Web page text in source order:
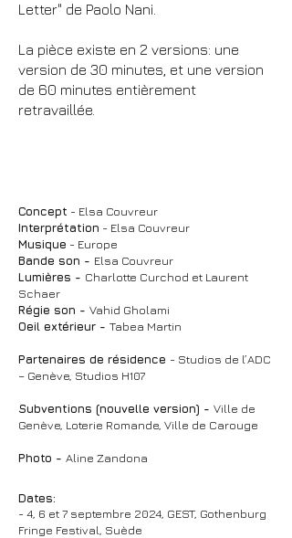
Letter" de Paolo Nani.
La pièce existe en 2 versions: une
version de 30 minutes, et une version
de 60 minutes entièrement
retravaillée.
Concept - Elsa Couvreur
Interprétation - Elsa Couvreur
Musique - Europe
Bande son - Elsa Couvreur
Lumières - Charlotte Curchod et Laurent
Schaer
Régie son - Vahid Gholami
Oeil extérieur - Tabea Martin
Partenaires de résidence - Studios de l’ADC
– Genève, Studios H107
Subventions (nouvelle version) - Ville de
Genève, Loterie Romande, Ville de Carouge
Photo - Aline Zandona
Dates:
- 4, 6 et 7 septembre 2024, GEST, Gothenburg
Fringe Festival, Suède